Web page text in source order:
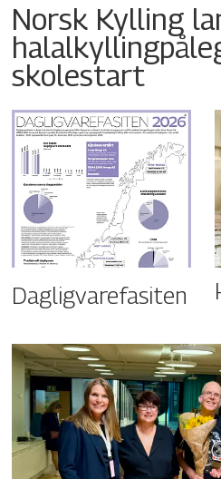
Norsk Kylling
skolestart
Dagligvarefasiten